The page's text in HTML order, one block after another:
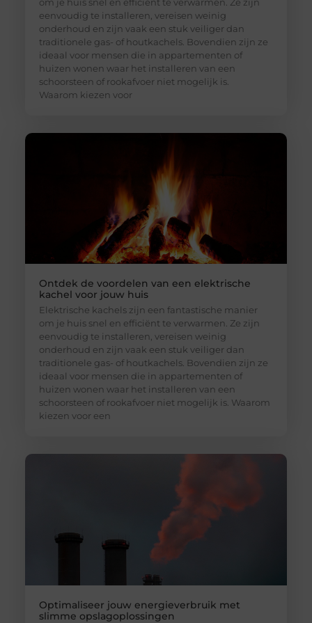
om je huis snel en efficiënt te verwarmen. Ze zijn
eenvoudig te installeren, vereisen weinig
onderhoud en zijn vaak een stuk veiliger dan
traditionele gas- of houtkachels. Bovendien zijn ze
ideaal voor mensen die in appartementen of
huizen wonen waar het installeren van een
schoorsteen of rookafvoer niet mogelijk is.
Waarom kiezen voor
Ontdek de voordelen van een elektrische
kachel voor jouw huis
Elektrische kachels zijn een fantastische manier
om je huis snel en efficiënt te verwarmen. Ze zijn
eenvoudig te installeren, vereisen weinig
onderhoud en zijn vaak een stuk veiliger dan
traditionele gas- of houtkachels. Bovendien zijn ze
ideaal voor mensen die in appartementen of
huizen wonen waar het installeren van een
schoorsteen of rookafvoer niet mogelijk is. Waarom
kiezen voor een
Optimaliseer jouw energieverbruik met
slimme opslagoplossingen